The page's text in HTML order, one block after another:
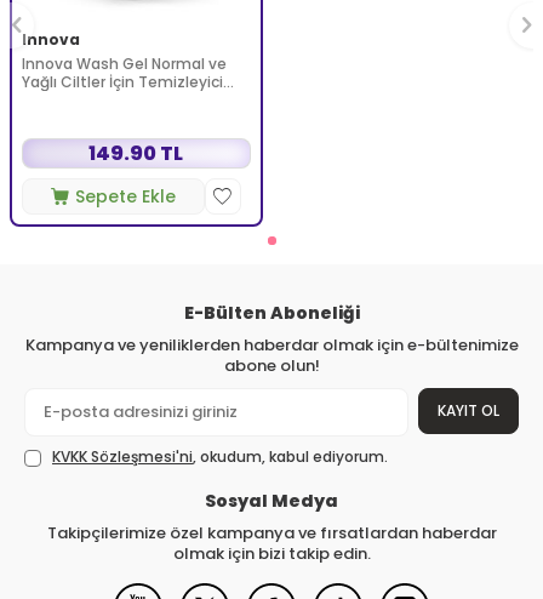
Innova
Innova Wash Gel Normal ve
Yağlı Ciltler İçin Temizleyici
149.90 TL
Sepete Ekle
E-Bülten Aboneliği
Kampanya ve yeniliklerden haberdar olmak için e-bültenimize
abone olun!
KAYIT OL
KVKK Sözleşmesi'ni, okudum, kabul ediyorum.
Sosyal Medya
Takipçilerimize özel kampanya ve fırsatlardan haberdar
olmak için bizi takip edin.